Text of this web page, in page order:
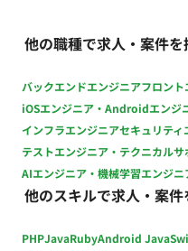
他の職種で求人・案件を
バックエンドエンジニアフロン
iOSエンジニア・Androidエンジ
インフラエンジニアセキュリティ
テストエンジニア・テクニカルサ
AIエンジニア・機械学習エンジニ
他のスキルで求人・案件
PHPJavaRubyAndroid Java